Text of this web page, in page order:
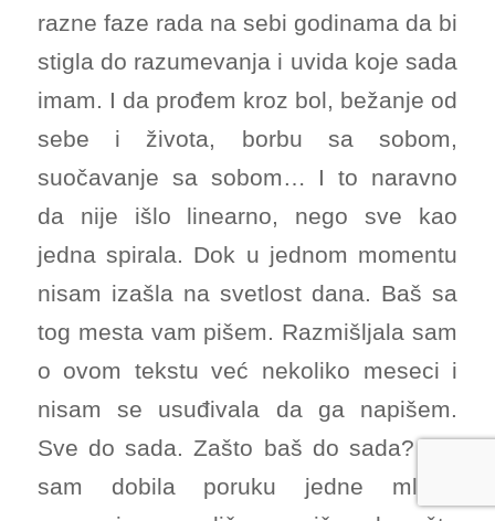
razne faze rada na sebi godinama da bi
stigla do razumevanja i uvida koje sada
imam. I da prođem kroz bol, bežanje od
sebe i života, borbu sa sobom,
suočavanje sa sobom… I to naravno
da nije išlo linearno, nego sve kao
jedna spirala. Dok u jednom momentu
nisam izašla na svetlost dana. Baš sa
tog mesta vam pišem. Razmišljala sam
o ovom tekstu već nekoliko meseci i
nisam se usuđivala da ga napišem.
Sve do sada. Zašto baš do sada? Jer
sam dobila poruku jedne mlađe